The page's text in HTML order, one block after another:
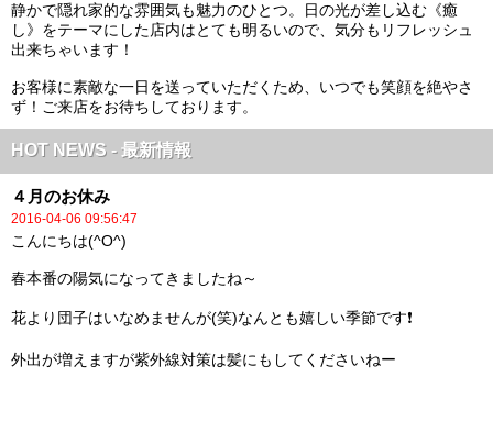
静かで隠れ家的な雰囲気も魅力のひとつ。日の光が差し込む《癒
し》をテーマにした店内はとても明るいので、気分もリフレッシュ
出来ちゃいます！
お客様に素敵な一日を送っていただくため、いつでも笑顔を絶やさ
ず！ご来店をお待ちしております。
HOT NEWS - 最新情報
４月のお休み
2016-04-06 09:56:47
こんにちは(^O^)
春本番の陽気になってきましたね～
花より団子はいなめませんが(笑)なんとも嬉しい季節です❗
外出が増えますが紫外線対策は髪にもしてくださいねー